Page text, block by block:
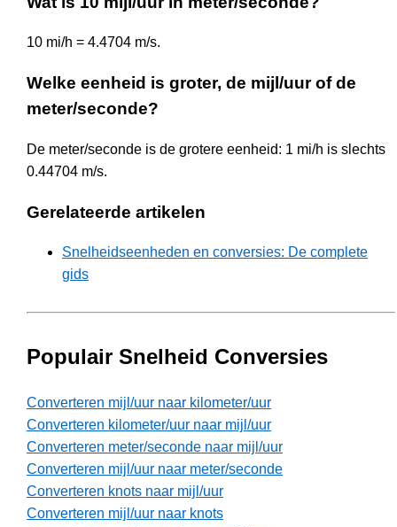
10 mi/h = 4.4704 m/s.
Welke eenheid is groter, de mijl/uur of de
meter/seconde?
De meter/seconde is de grotere eenheid: 1 mi/h is slechts
0.44704 m/s.
Gerelateerde artikelen
Snelheidseenheden en conversies: De complete
gids
Populair Snelheid Conversies
Converteren mijl/uur naar kilometer/uur
Converteren kilometer/uur naar mijl/uur
Converteren meter/seconde naar mijl/uur
Converteren mijl/uur naar meter/seconde
Converteren knots naar mijl/uur
Converteren mijl/uur naar knots